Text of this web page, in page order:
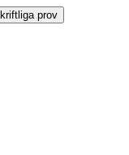
prov